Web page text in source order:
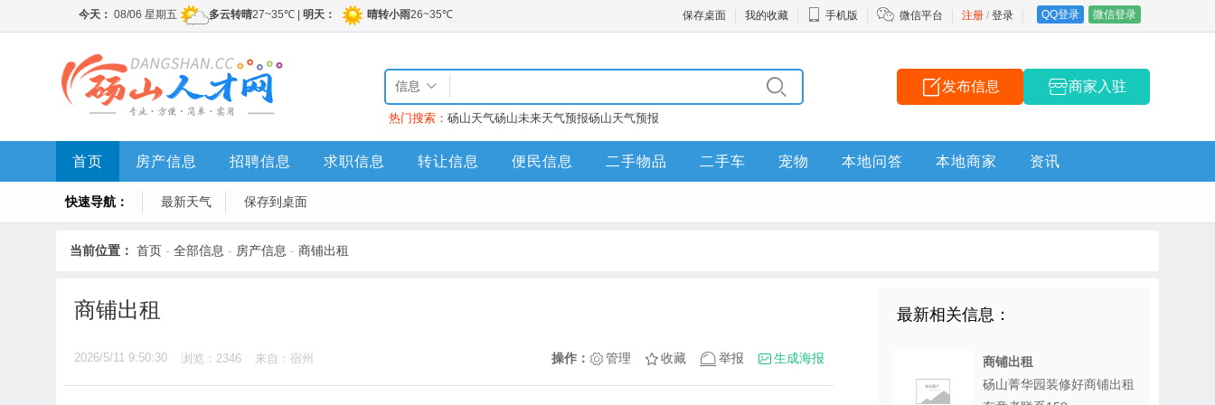
注册 / 登录 QQ登录 微信登录
保存桌面 我的收藏 手机版 微信平台
信息
热门搜索： 砀山天气砀山未来天气预报砀山天气预报
发布信息 商家入驻
首页 房产信息 招聘信息 求职信息 转让信息 便民信息 二手物品 二手车 宠物 本地问答 本地商家 资讯
快速导航： 最新天气 保存到桌面
当前位置： 首页 - 全部信息 - 房产信息 - 商铺出租
商铺出租
2026/5/11 9:50:30 浏览：2346 来自：宿州 操作： 管理 收藏 举报 生成海报
最新相关信息：
商铺出租
砀山菁华园装修好商铺出租